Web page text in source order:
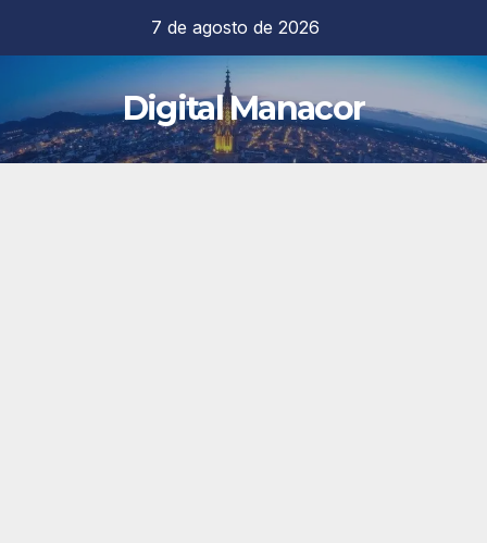
contenido
7 de agosto de 2026
Digital Manacor